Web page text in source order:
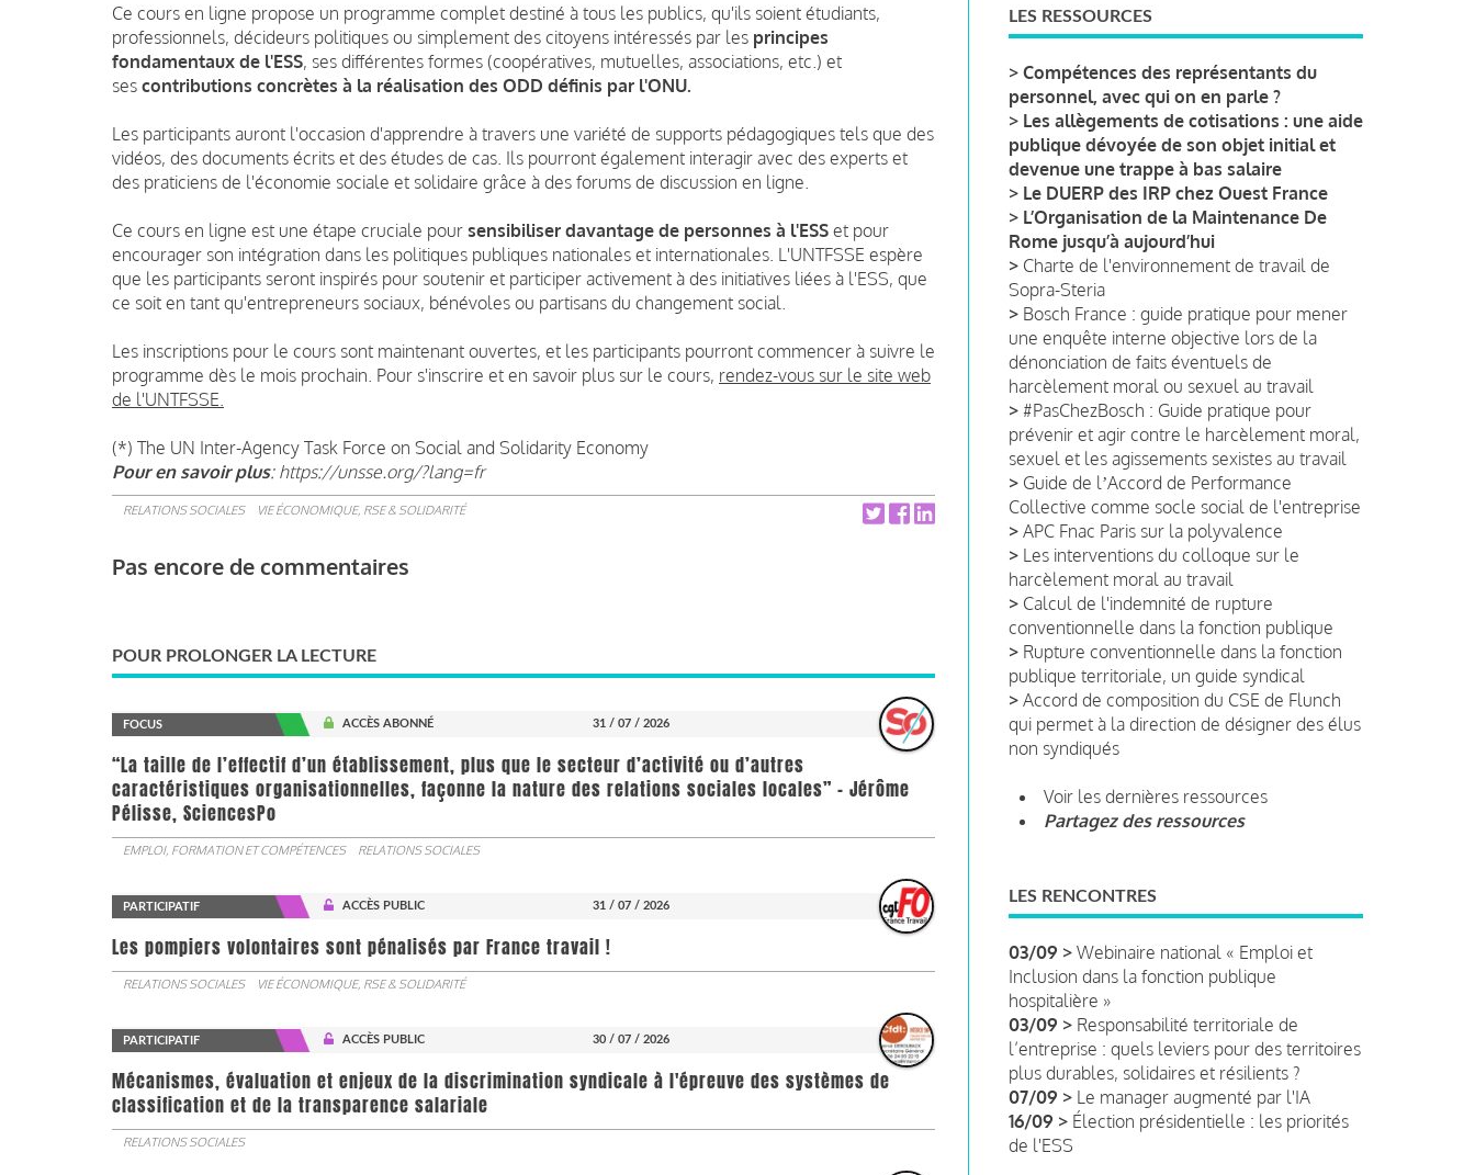
Ce cours en ligne propose un programme complet destiné à tous les publics, qu'ils soient étudiants,
professionnels, décideurs politiques ou simplement des citoyens intéressés par les principes
fondamentaux de l'ESS, ses différentes formes (coopératives, mutuelles, associations, etc.) et
ses contributions concrètes à la réalisation des ODD définis par l'ONU.
Les participants auront l'occasion d'apprendre à travers une variété de supports pédagogiques tels que des
vidéos, des documents écrits et des études de cas. Ils pourront également interagir avec des experts et
des praticiens de l'économie sociale et solidaire grâce à des forums de discussion en ligne.
Ce cours en ligne est une étape cruciale pour sensibiliser davantage de personnes à l'ESS et pour
encourager son intégration dans les politiques publiques nationales et internationales. L'UNTFSSE espère
que les participants seront inspirés pour soutenir et participer activement à des initiatives liées à l'ESS, que
ce soit en tant qu'entrepreneurs sociaux, bénévoles ou partisans du changement social.
Les inscriptions pour le cours sont maintenant ouvertes, et les participants pourront commencer à suivre le
programme dès le mois prochain. Pour s'inscrire et en savoir plus sur le cours, rendez-vous sur le site web
de l'UNTFSSE.
(*) The UN Inter-Agency Task Force on Social and Solidarity Economy
Pour en savoir plus: https://unsse.org/?lang=fr
RELATIONS SOCIALES VIE ÉCONOMIQUE, RSE & SOLIDARITÉ
Pas encore de commentaires
POUR PROLONGER LA LECTURE
FOCUS ACCÈS ABONNÉ 31 / 07 / 2026
“La taille de l’effectif d’un établissement, plus que le secteur d’activité ou d’autres
caractéristiques organisationnelles, façonne la nature des relations sociales locales” - Jérôme
Pélisse, SciencesPo
EMPLOI, FORMATION ET COMPÉTENCES RELATIONS SOCIALES
PARTICIPATIF ACCÈS PUBLIC 31 / 07 / 2026
Les pompiers volontaires sont pénalisés par France travail !
RELATIONS SOCIALES VIE ÉCONOMIQUE, RSE & SOLIDARITÉ
PARTICIPATIF ACCÈS PUBLIC 30 / 07 / 2026
Mécanismes, évaluation et enjeux de la discrimination syndicale à l'épreuve des systèmes de
classification et de la transparence salariale
RELATIONS SOCIALES
LES RESSOURCES
> Compétences des représentants du
personnel, avec qui on en parle ?
> Les allègements de cotisations : une aide
publique dévoyée de son objet initial et
devenue une trappe à bas salaire
> Le DUERP des IRP chez Ouest France
> L’Organisation de la Maintenance De
Rome jusqu’à aujourd’hui
> Charte de l'environnement de travail de
Sopra-Steria
> Bosch France : guide pratique pour mener
une enquête interne objective lors de la
dénonciation de faits éventuels de
harcèlement moral ou sexuel au travail
> #PasChezBosch : Guide pratique pour
prévenir et agir contre le harcèlement moral,
sexuel et les agissements sexistes au travail
> Guide de lʼAccord de Performance
Collective comme socle social de l'entreprise
> APC Fnac Paris sur la polyvalence
> Les interventions du colloque sur le
harcèlement moral au travail
> Calcul de l'indemnité de rupture
conventionnelle dans la fonction publique
> Rupture conventionnelle dans la fonction
publique territoriale, un guide syndical
> Accord de composition du CSE de Flunch
qui permet à la direction de désigner des élus
non syndiqués
Voir les dernières ressources
Partagez des ressources
LES RENCONTRES
03/09 > Webinaire national « Emploi et
Inclusion dans la fonction publique
hospitalière »
03/09 > Responsabilité territoriale de
l’entreprise : quels leviers pour des territoires
plus durables, solidaires et résilients ?
07/09 > Le manager augmenté par l'IA
16/09 > Élection présidentielle : les priorités
de l'ESS